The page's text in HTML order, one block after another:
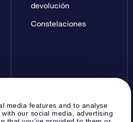
media features and to analyse
our social media, advertising
devolución
Constelaciones